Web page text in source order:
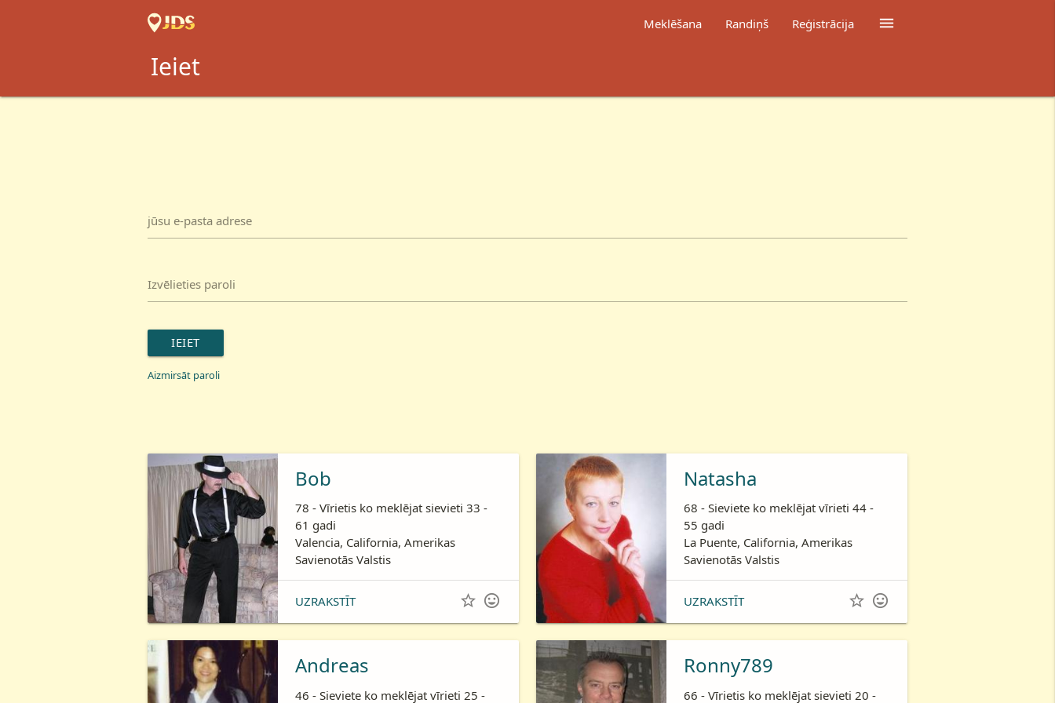

Meklēšana Randiņš Reģistrācija
Ieiet
jūsu e-pasta adrese
Izvēlieties paroli
IEIET
Aizmirsāt paroli
Bob
78 - Vīrietis ko meklējat sievieti 33 -
61 gadi
Valencia, California, Amerikas
Savienotās Valstis
UZRAKSTĪT  
Natasha
68 - Sieviete ko meklējat vīrieti 44 -
55 gadi
La Puente, California, Amerikas
Savienotās Valstis
UZRAKSTĪT  
Andreas
46 - Sieviete ko meklējat vīrieti 25 -
Ronny789
66 - Vīrietis ko meklējat sievieti 20 -